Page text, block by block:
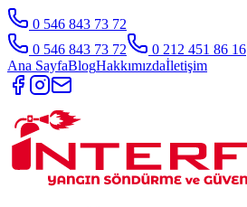
0 546 843 73 72
0 546 843 73 72
0 212 451 86 16
Ana SayfaBlogHakkımızdaİletişim